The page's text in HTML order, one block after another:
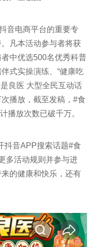
音电商平台的重要专
凡本活动参与者将获
中优选500名优秀科普
式实操演练、“健康吃
良医 大型全民互动话
播放，截至发稿，#食
播放次数已破千万。
抖音APP搜索话题#食
多活动规则并参与进
的健康和快乐，还有